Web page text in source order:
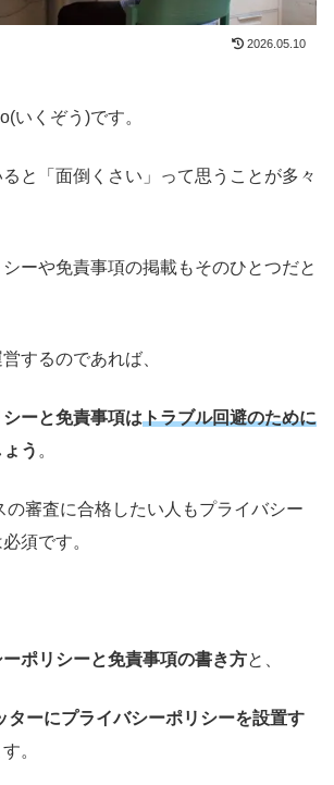
2026.05.10
いくぞう)です。
と「面倒くさい」って思うことが多々
ーや免責事項の掲載もそのひとつだと
するのであれば、
ーと免責事項はトラブル回避のために
う 。
の審査に合格したい人もプライバシー
須です。
ポリシーと免責事項の書き方と、
ーにプライバシーポリシーを設置す
。